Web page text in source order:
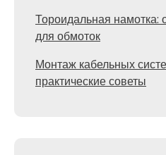
Тороидальная намотка:
для обмоток
Монтаж кабельных
практические советы